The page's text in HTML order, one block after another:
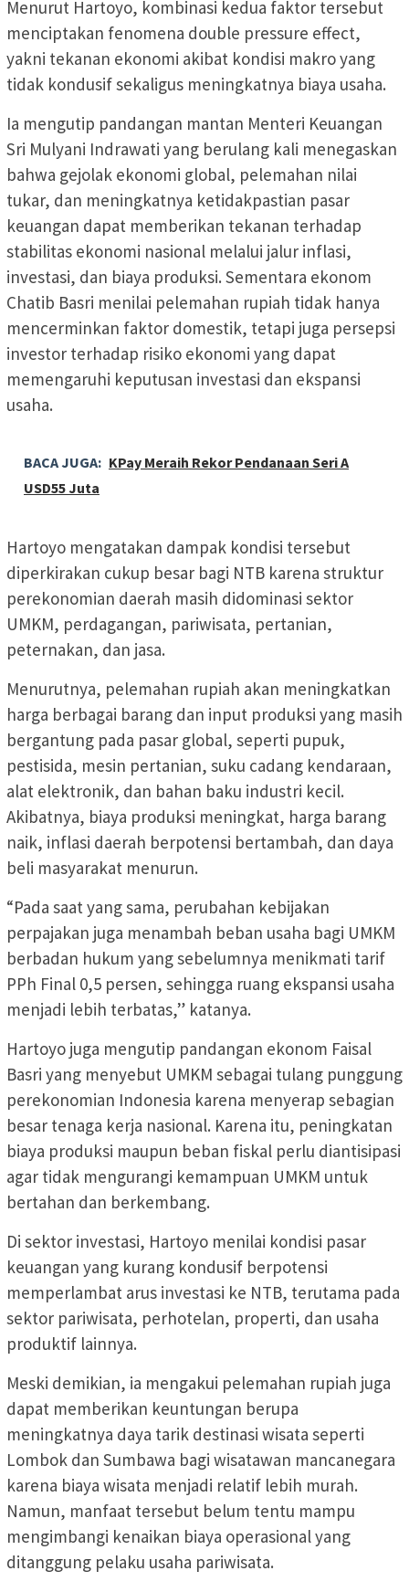
Menurut Hartoyo, kombinasi kedua faktor tersebut
menciptakan fenomena double pressure effect,
yakni tekanan ekonomi akibat kondisi makro yang
tidak kondusif sekaligus meningkatnya biaya usaha.
Ia mengutip pandangan mantan Menteri Keuangan
Sri Mulyani Indrawati yang berulang kali menegaskan
bahwa gejolak ekonomi global, pelemahan nilai
tukar, dan meningkatnya ketidakpastian pasar
keuangan dapat memberikan tekanan terhadap
stabilitas ekonomi nasional melalui jalur inflasi,
investasi, dan biaya produksi. Sementara ekonom
Chatib Basri menilai pelemahan rupiah tidak hanya
mencerminkan faktor domestik, tetapi juga persepsi
investor terhadap risiko ekonomi yang dapat
memengaruhi keputusan investasi dan ekspansi
usaha.
BACA JUGA: KPay Meraih Rekor Pendanaan Seri A
USD55 Juta
Hartoyo mengatakan dampak kondisi tersebut
diperkirakan cukup besar bagi NTB karena struktur
perekonomian daerah masih didominasi sektor
UMKM, perdagangan, pariwisata, pertanian,
peternakan, dan jasa.
Menurutnya, pelemahan rupiah akan meningkatkan
harga berbagai barang dan input produksi yang masih
bergantung pada pasar global, seperti pupuk,
pestisida, mesin pertanian, suku cadang kendaraan,
alat elektronik, dan bahan baku industri kecil.
Akibatnya, biaya produksi meningkat, harga barang
naik, inflasi daerah berpotensi bertambah, dan daya
beli masyarakat menurun.
“Pada saat yang sama, perubahan kebijakan
perpajakan juga menambah beban usaha bagi UMKM
berbadan hukum yang sebelumnya menikmati tarif
PPh Final 0,5 persen, sehingga ruang ekspansi usaha
menjadi lebih terbatas,” katanya.
Hartoyo juga mengutip pandangan ekonom Faisal
Basri yang menyebut UMKM sebagai tulang punggung
perekonomian Indonesia karena menyerap sebagian
besar tenaga kerja nasional. Karena itu, peningkatan
biaya produksi maupun beban fiskal perlu diantisipasi
agar tidak mengurangi kemampuan UMKM untuk
bertahan dan berkembang.
Di sektor investasi, Hartoyo menilai kondisi pasar
keuangan yang kurang kondusif berpotensi
memperlambat arus investasi ke NTB, terutama pada
sektor pariwisata, perhotelan, properti, dan usaha
produktif lainnya.
Meski demikian, ia mengakui pelemahan rupiah juga
dapat memberikan keuntungan berupa
meningkatnya daya tarik destinasi wisata seperti
Lombok dan Sumbawa bagi wisatawan mancanegara
karena biaya wisata menjadi relatif lebih murah.
Namun, manfaat tersebut belum tentu mampu
mengimbangi kenaikan biaya operasional yang
ditanggung pelaku usaha pariwisata.